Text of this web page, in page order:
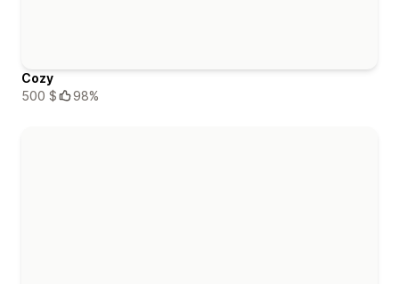
Cozy
500 $
98%